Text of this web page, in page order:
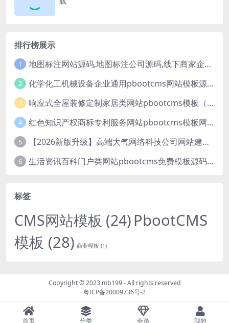
排行榜展示
1 地图标注网站源码,地图标注公司源码,线下商家企业地图标注服务,店铺地图定位网站
2 化学化工机械设备企业通用pbootcms网站模板源码下载
3 响应式全屋装修定制家居类网站pbootcms模板（自适应手机端）绿色装修公司网站源码
4 红色知识产权商标专利服务网站pbootcms模板网站源码下载
5 【2026新版升级】高端大气网络科技公司网站建设官网源码模板下载
6 生活资讯百科门户类网站pbootcms免费模板源码下载
标签
CMS网站模板 (24)PbootCMS
模板 (28) 商业模板 (1)
Copyright © 2023 mb199- All rights reserved
粤ICP备20009736号-2
首页 分类 会员 我的